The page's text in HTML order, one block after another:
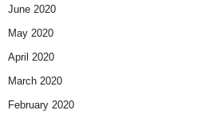
June 2020
May 2020
April 2020
March 2020
February 2020